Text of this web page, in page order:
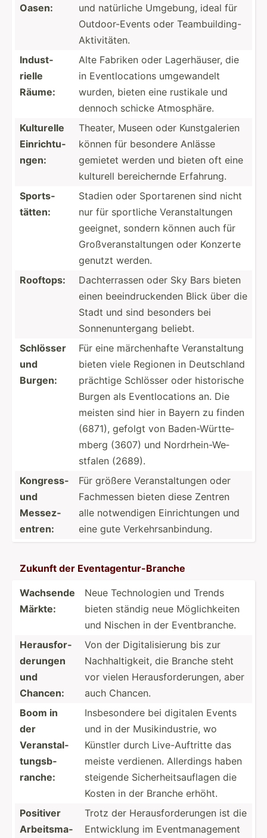
Oasen:
und natürliche Umgebung, ideal für
Outdoo­r-E­vents oder Teambu­ild­ing­-
Ak­tiv­itäten.
Indust­
rielle
Räume:
Alte Fabriken oder Lagerh­äuser, die
in Eventl­oca­tions umgewa­ndelt
wurden, bieten eine rustikale und
dennoch schicke Atmosp­häre.
Kulturelle
Einric­htu­
ngen:
Theater, Museen oder Kunstg­alerien
können für besondere Anlässe
gemietet werden und bieten oft eine
kulturell bereic­hernde Erfahrung.
Sports­
tätten:
Stadien oder Sporta­renen sind nicht
nur für sportliche Verans­tal­tungen
geeignet, sondern können auch für
Großve­ran­sta­ltungen oder Konzerte
genutzt werden.
Rooftops:
Dachte­rrassen oder Sky Bars bieten
einen beeind­ruc­kenden Blick über die
Stadt und sind besonders bei
Sonnen­unt­ergang beliebt.
Schlösser
und
Burgen:
Für eine märche­nhafte Verans­taltung
bieten viele Regionen in Deutsc­hland
prächtige Schlösser oder histor­ische
Burgen als Eventl­oca­tions an. Die
meisten sind hier in Bayern zu finden
(6871), gefolgt von Baden-­Wür­tte­
mberg (3607) und Nordrh­ein­-We­
stfalen (2689).
Kongress-
und
Messez­
entren:
Für größere Verans­tal­tungen oder
Fachmessen bieten diese Zentren
alle notwen­digen Einric­htungen und
eine gute Verkeh­rsa­nbi­ndung.
Zukunft der Eventa­gen­tur­-Br­anche
Wachsende
Märkte:
Neue Techno­logien und Trends
bieten ständig neue Möglic­hkeiten
und Nischen in der Eventb­ranche.
Heraus­for­
der­ungen
und
Chancen:
Von der Digita­lis­ierung bis zur
Nachha­lti­gkeit, die Branche steht
vor vielen Heraus­for­der­ungen, aber
auch Chancen.
Boom in
der
Verans­tal­
tun­gsb­
ranche:
Insbes­ondere bei digitalen Events
und in der Musiki­ndu­strie, wo
Künstler durch Live-A­uft­ritte das
meiste verdienen. Allerdings haben
steigende Sicher­hei­tsa­uflagen die
Kosten in der Branche erhöht.
Positiver
Arbeit­sma­
Trotz der Heraus­for­der­ungen ist die
Entwic­klung im Eventm­ana­gement